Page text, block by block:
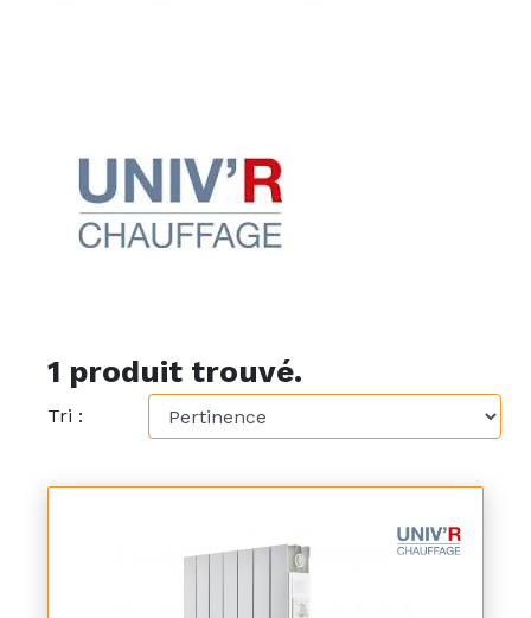
1 produit trouvé.
Tri :